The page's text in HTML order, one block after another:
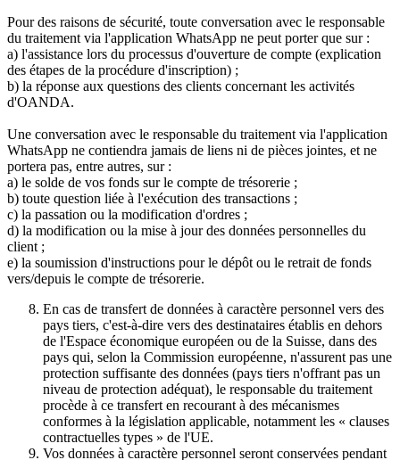
Pour des raisons de sécurité, toute conversation avec le responsable
du traitement via l'application WhatsApp ne peut porter que sur :
a) l'assistance lors du processus d'ouverture de compte (explication
des étapes de la procédure d'inscription) ;
b) la réponse aux questions des clients concernant les activités
d'OANDA.
Une conversation avec le responsable du traitement via l'application
WhatsApp ne contiendra jamais de liens ni de pièces jointes, et ne
portera pas, entre autres, sur :
a) le solde de vos fonds sur le compte de trésorerie ;
b) toute question liée à l'exécution des transactions ;
c) la passation ou la modification d'ordres ;
d) la modification ou la mise à jour des données personnelles du
client ;
e) la soumission d'instructions pour le dépôt ou le retrait de fonds
vers/depuis le compte de trésorerie.
En cas de transfert de données à caractère personnel vers des
pays tiers, c'est-à-dire vers des destinataires établis en dehors
de l'Espace économique européen ou de la Suisse, dans des
pays qui, selon la Commission européenne, n'assurent pas une
protection suffisante des données (pays tiers n'offrant pas un
niveau de protection adéquat), le responsable du traitement
procède à ce transfert en recourant à des mécanismes
conformes à la législation applicable, notamment les « clauses
contractuelles types » de l'UE.
Vos données à caractère personnel seront conservées pendant